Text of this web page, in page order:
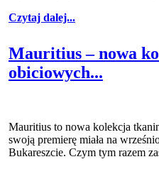
Czytaj dalej...
Mauritius – nowa
obiciowych...
Mauritius to nowa kolekcja
swoją premierę miała na
Bukareszcie. Czym tym razem